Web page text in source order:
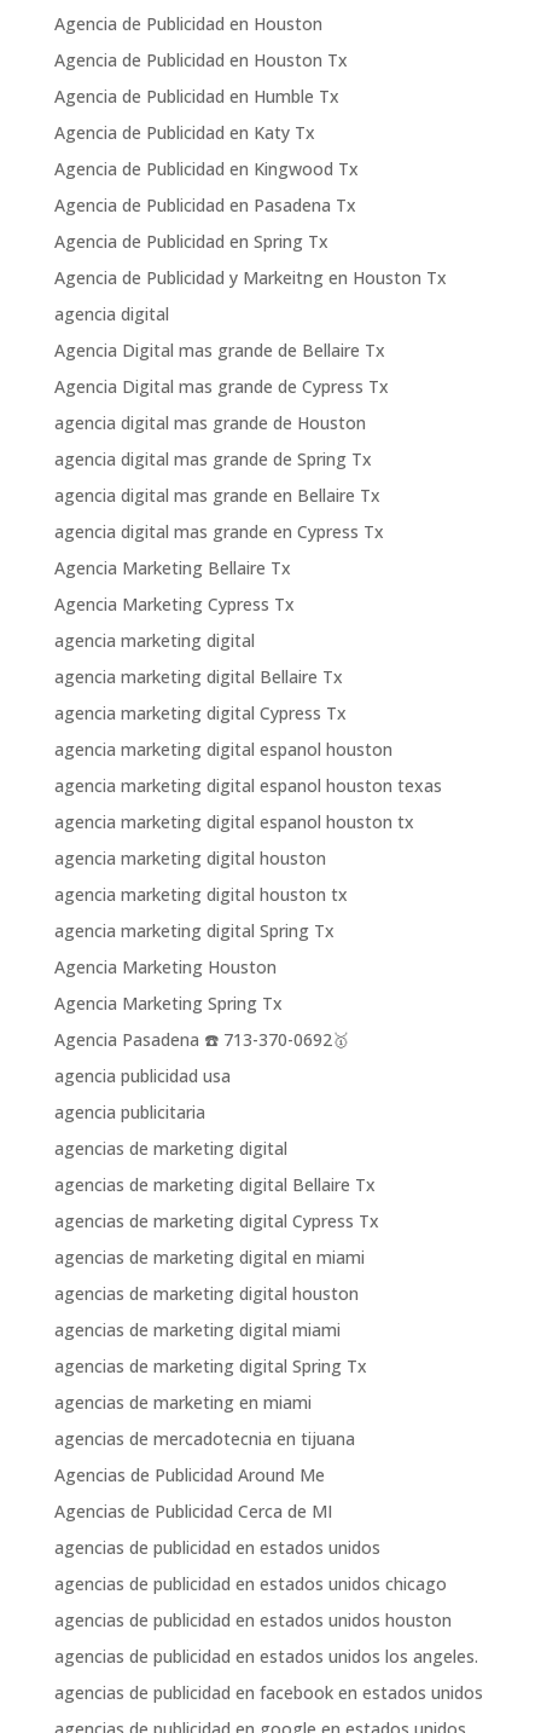
Agencia de Publicidad en Houston
Agencia de Publicidad en Houston Tx
Agencia de Publicidad en Humble Tx
Agencia de Publicidad en Katy Tx
Agencia de Publicidad en Kingwood Tx
Agencia de Publicidad en Pasadena Tx
Agencia de Publicidad en Spring Tx
Agencia de Publicidad y Markeitng en Houston Tx
agencia digital
Agencia Digital mas grande de Bellaire Tx
Agencia Digital mas grande de Cypress Tx
agencia digital mas grande de Houston
agencia digital mas grande de Spring Tx
agencia digital mas grande en Bellaire Tx
agencia digital mas grande en Cypress Tx
Agencia Marketing Bellaire Tx
Agencia Marketing Cypress Tx
agencia marketing digital
agencia marketing digital Bellaire Tx
agencia marketing digital Cypress Tx
agencia marketing digital espanol houston
agencia marketing digital espanol houston texas
agencia marketing digital espanol houston tx
agencia marketing digital houston
agencia marketing digital houston tx
agencia marketing digital Spring Tx
Agencia Marketing Houston
Agencia Marketing Spring Tx
Agencia Pasadena ☎️ 713-370-0692🥇
agencia publicidad usa
agencia publicitaria
agencias de marketing digital
agencias de marketing digital Bellaire Tx
agencias de marketing digital Cypress Tx
agencias de marketing digital en miami
agencias de marketing digital houston
agencias de marketing digital miami
agencias de marketing digital Spring Tx
agencias de marketing en miami
agencias de mercadotecnia en tijuana
Agencias de Publicidad Around Me
Agencias de Publicidad Cerca de MI
agencias de publicidad en estados unidos
agencias de publicidad en estados unidos chicago
agencias de publicidad en estados unidos houston
agencias de publicidad en estados unidos los angeles.
agencias de publicidad en facebook en estados unidos
agencias de publicidad en google en estados unidos